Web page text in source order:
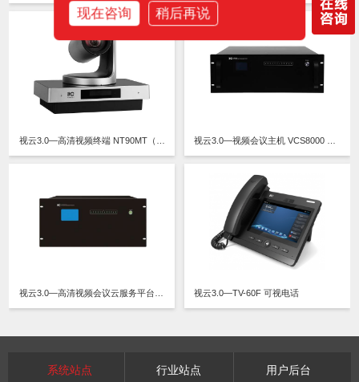
视云3.0—TV-60F 可视电话
系统站点 行业站点 用户后台
现在咨询 稍后再说